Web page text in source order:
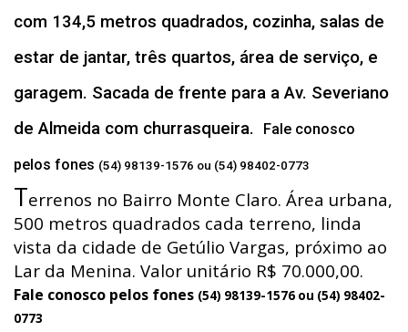
com 134,5 metros quadrados, cozinha, salas de
estar de jantar, três quartos, área de serviço, e
garagem. Sacada de frente para a Av. Severiano
de Almeida com churrasqueira.
Fale conosco
pelos fones (54) 98139-1576 ou (54) 98402-0773
Terrenos no Bairro Monte Claro. Área urbana,
500 metros quadrados cada terreno, linda
vista da cidade de Getúlio Vargas, próximo ao
Lar da Menina. Valor unitário R$ 70.000,00.
Fale conosco pelos fones (54) 98139-1576 ou (54) 98402-
0773